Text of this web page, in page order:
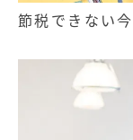
節税できない